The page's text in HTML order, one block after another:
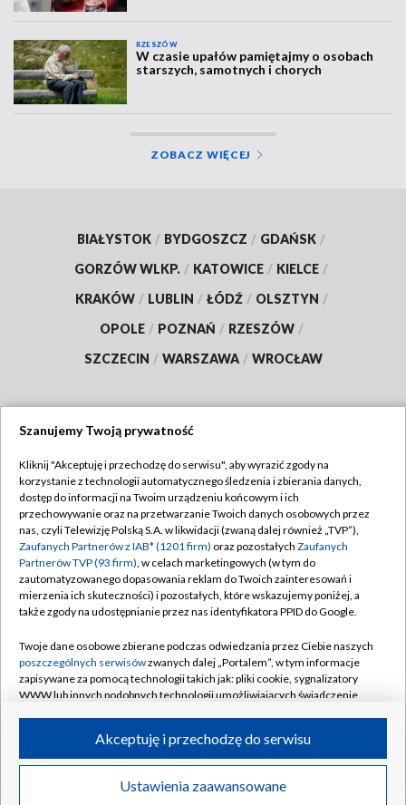
RZESZÓW
W czasie upałów pamiętajmy o osobach
starszych, samotnych i chorych
ZOBACZ WIĘCEJ
BIAŁYSTOK / BYDGOSZCZ / GDAŃSK /
GORZÓW WLKP. / KATOWICE / KIELCE /
KRAKÓW / LUBLIN / ŁÓDŹ / OLSZTYN /
OPOLE / POZNAŃ / RZESZÓW /
SZCZECIN / WARSZAWA / WROCŁAW
TVP
Abonament TVP
Emisja w TVP
Centrum informacji TVP
Naziemna Telewizja Cyfrowa
Rada Programowa
System NOS
Informacje o nadawcy
Program dla prasy
Regulamin TVP
Polityka prywatności
Moje zgody
Pomoc
Kontakt
Kanały
©2026 Telewizja Polska S.A. w likwidacji
Szanujemy Twoją prywatność
Kliknij "Akceptuję i przechodzę do serwisu", aby wyrazić zgody na
korzystanie z technologii automatycznego śledzenia i zbierania danych,
dostęp do informacji na Twoim urządzeniu końcowym i ich
przechowywanie oraz na przetwarzanie Twoich danych osobowych przez
nas, czyli Telewizję Polską S.A. w likwidacji (zwaną dalej również „TVP”),
Zaufanych Partnerów z IAB* (1201 firm) oraz pozostałych Zaufanych
Partnerów TVP (93 firm), w celach marketingowych (w tym do
zautomatyzowanego dopasowania reklam do Twoich zainteresowań i
mierzenia ich skuteczności) i pozostałych, które wskazujemy poniżej, a
także zgody na udostępnianie przez nas identyfikatora PPID do Google.
Twoje dane osobowe zbierane podczas odwiedzania przez Ciebie naszych
poszczególnych serwisówzwanych dalej „Portalem”, w tym informacje
zapisywane za pomocą technologii takich jak: pliki cookie, sygnalizatory
WWW lub innych podobnych technologii umożliwiających świadczenie
ruchu w Internecie.
Twoje dane osobowe zbierane podczas odwiedzania przez Ciebie
poszczególnych serwisówna Portalu, takie jak adresy IP, identyfikatory
Ustawienia zaawansowane
Akceptuję i przechodzę do serwisu